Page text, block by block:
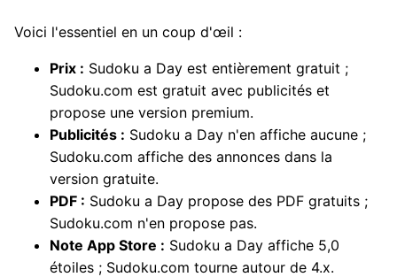
Voici l'essentiel en un coup d'œil :
Prix : Sudoku a Day est entièrement gratuit ;
Sudoku.com est gratuit avec publicités et
propose une version premium.
Publicités : Sudoku a Day n'en affiche aucune ;
Sudoku.com affiche des annonces dans la
version gratuite.
PDF : Sudoku a Day propose des PDF gratuits ;
Sudoku.com n'en propose pas.
Note App Store : Sudoku a Day affiche 5,0
étoiles ; Sudoku.com tourne autour de 4.x.